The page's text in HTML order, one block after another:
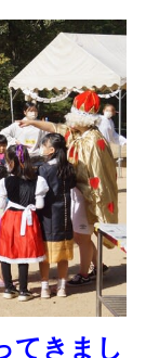
てきまし